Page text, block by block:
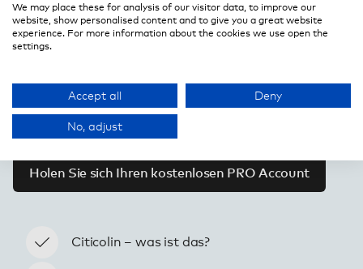
Profitieren Sie von den USPs
dieses Kursangebotes.
Holen Sie sich Ihren kostenlosen PRO Account
Citicolin – was ist das?
We may place these for analysis of our visitor data, to improve our
website, show personalised content and to give you a great website
experience. For more information about the cookies we use open the
settings.
Accept all Deny
No, adjust